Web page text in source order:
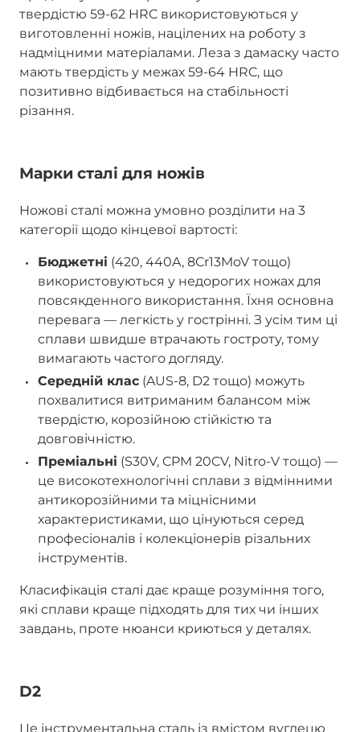
твердістю 59-62 HRC використовуються у
виготовленні ножів, націлених на роботу з
надміцними матеріалами. Леза з дамаску часто
мають твердість у межах 59-64 HRC, що
позитивно відбивається на стабільності
різання.
Марки сталі для ножів
Ножові сталі можна умовно розділити на 3
категорії щодо кінцевої вартості:
Бюджетні (420, 440A, 8Cr13MoV тощо)
використовуються у недорогих ножах для
повсякденного використання. Їхня основна
перевага — легкість у гострінні. З усім тим ці
сплави швидше втрачають гостроту, тому
вимагають частого догляду.
Середній клас (AUS-8, D2 тощо) можуть
похвалитися витриманим балансом між
твердістю, корозійною стійкістю та
довговічністю.
Преміальні (S30V, CPM 20CV, Nitro-V тощо) —
це високотехнологічні сплави з відмінними
антикорозійними та міцнісними
характеристиками, що цінуються серед
професіоналів і колекціонерів різальних
інструментів.
Класифікація сталі дає краще розуміння того,
які сплави краще підходять для тих чи інших
завдань, проте нюанси криються у деталях.
D2
Це інструментальна сталь із вмістом вуглецю